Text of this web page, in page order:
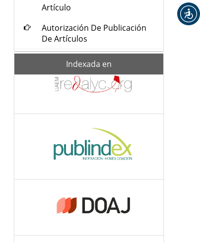
Artículo
Autorización De Publicación
De Artículos
Indexada en